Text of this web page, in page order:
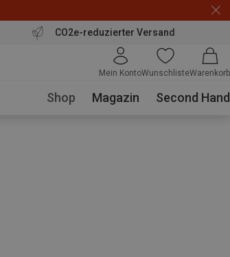
CO2e-reduzierter Versand
Mein KontoWunschlisteWarenkorb
Shop Magazin Second Hand